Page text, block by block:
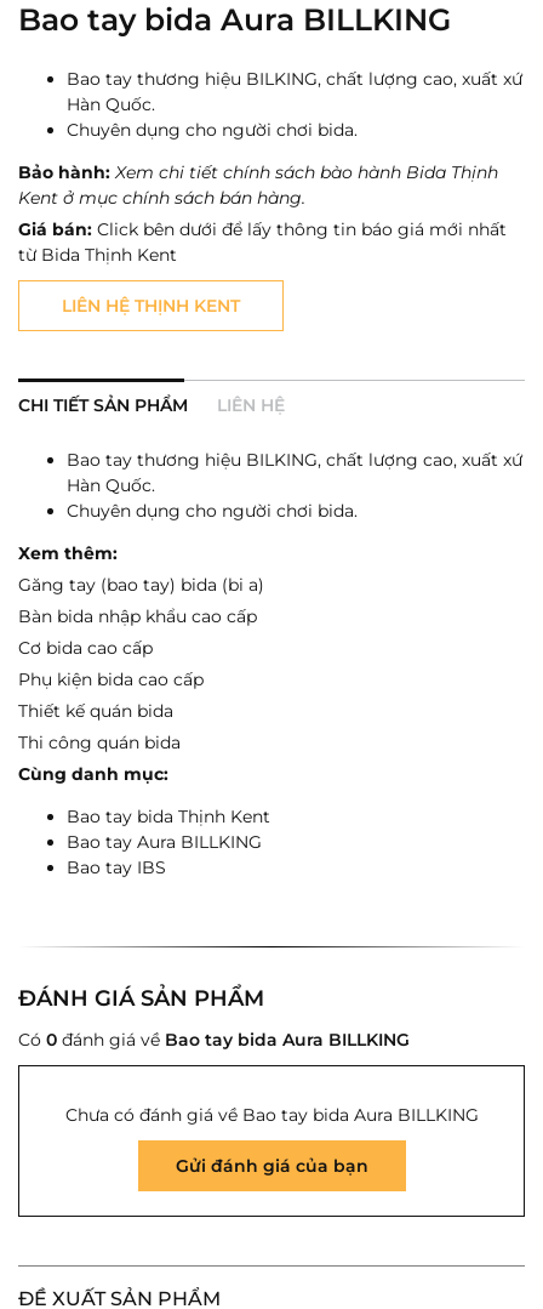
Bao tay bida Aura BILLKING
Bao tay thương hiệu BILKING, chất lượng cao, xuất xứ
Hàn Quốc.
Chuyên dụng cho người chơi bida.
Bảo hành: Xem chi tiết chính sách bào hành Bida Thịnh
Kent ở mục chính sách bán hàng.
Giá bán: Click bên dưới để lấy thông tin báo giá mới nhất
từ Bida Thịnh Kent
LIÊN HỆ THỊNH KENT
CHI TIẾT SẢN PHẨM LIÊN HỆ
Bao tay thương hiệu BILKING, chất lượng cao, xuất xứ
Hàn Quốc.
Chuyên dụng cho người chơi bida.
Xem thêm:
Găng tay (bao tay) bida (bi a)
Bàn bida nhập khẩu cao cấp
Cơ bida cao cấp
Phụ kiện bida cao cấp
Thiết kế quán bida
Thi công quán bida
Cùng danh mục:
Bao tay bida Thịnh Kent
Bao tay Aura BILLKING
Bao tay IBS
ĐÁNH GIÁ SẢN PHẨM
Có 0 đánh giá về Bao tay bida Aura BILLKING
Chưa có đánh giá về Bao tay bida Aura BILLKING
Gửi đánh giá của bạn
ĐỀ XUẤT SẢN PHẨM